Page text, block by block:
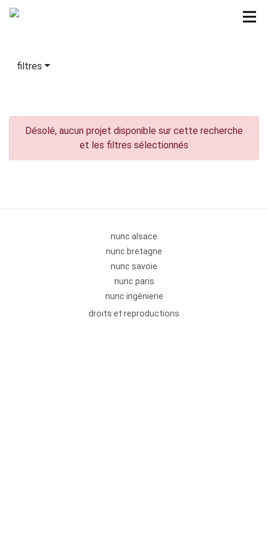
filtres
Désolé, aucun projet disponible sur cette recherche
et les filtres sélectionnés
nunc alsace
nunc bretagne
nunc savoie
nunc paris
nunc ingénierie
droits et reproductions